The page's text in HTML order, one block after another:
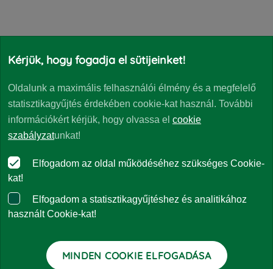
CIB (Euró) Talentum Total Return Alapok
Részalapjai
Eurizon Capital szakértői támogatásával világszerte
Részalapok eszközkosarát. A negyedik negyedévben
év végén 36,5% volt. A negyedév során emelkedett a
Kérjük, hogy fogadja el sütijeinket!
Oldalunk a maximális felhasználói élmény és a megfelelő
statisztikagyűjtés érdekében cookie-kat használ. További
információkért kérjük, hogy olvassa el cookie
szabályzatunkat!
Elfogadom az oldal működéséhez szükséges Cookie-
kat!
Elfogadom a statisztikagyűjtéshez és analitikához
használt Cookie-kat!
MINDEN COOKIE ELFOGADÁSA